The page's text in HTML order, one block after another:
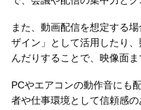
また、動画配信を想定する
ザイン」として活用したり
んだりすることで、映像面
PCやエアコンの動作音にも
者や仕事環境として信頼感の